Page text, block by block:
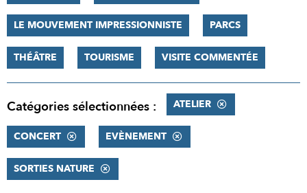
LE MOUVEMENT IMPRESSIONNISTE PARCS
THÉÂTRE TOURISME VISITE COMMENTÉE
Catégories sélectionnées : ATELIER
CONCERT EVÈNEMENT
SORTIES NATURE